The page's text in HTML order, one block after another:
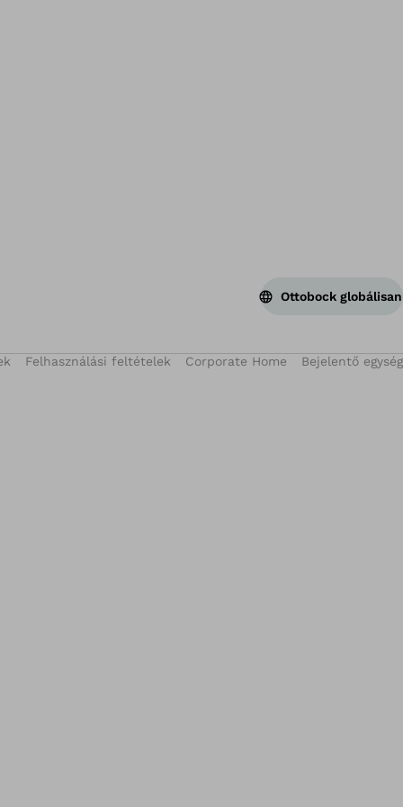
Ottobock globálisan
Felhasználási feltételek Corporate Home Bejelentő egység